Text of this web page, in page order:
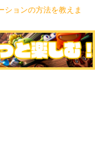
ションの方法を教えま